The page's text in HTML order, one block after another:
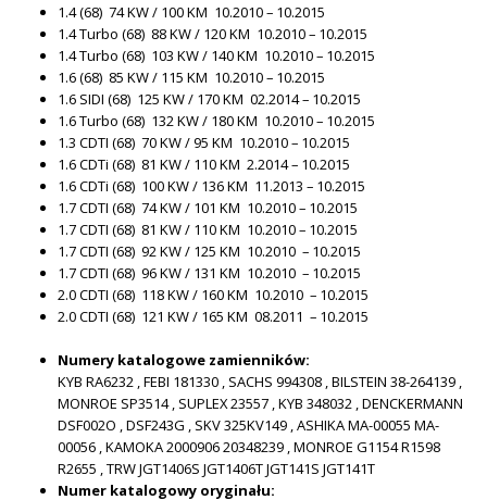
1.4 (68)74 KW / 100 KM 10.2010 – 10.2015
1.4 Turbo (68) 88 KW / 120 KM 10.2010 – 10.2015
1.4 Turbo (68) 103 KW / 140 KM 10.2010 – 10.2015
1.6 (68) 85 KW / 115 KM 10.2010 – 10.2015
1.6 SIDI (68) 125 KW / 170 KM 02.2014 – 10.2015
1.6 Turbo (68) 132 KW / 180 KM 10.2010 – 10.2015
1.3 CDTI (68)70 KW / 95 KM 10.2010 – 10.2015
1.6 CDTi (68) 81 KW / 110 KM2.2014 – 10.2015
1.6 CDTi (68) 100 KW / 136 KM 11.2013 – 10.2015
1.7 CDTI (68) 74KW / 101 KM 10.2010 – 10.2015
1.7 CDTI (68) 81 KW / 110 KM 10.2010– 10.2015
1.7 CDTI (68)92 KW / 125 KM 10.2010 – 10.2015
1.7 CDTI (68)96 KW / 131 KM 10.2010 – 10.2015
2.0 CDTI (68) 118 KW / 160 KM 10.2010 – 10.2015
2.0 CDTI (68) 121 KW / 165 KM 08.2011 – 10.2015
Numery katalogowe zamienników:
KYB RA6232 , FEBI 181330 , SACHS 994308 , BILSTEIN 38-264139 ,
MONROE SP3514 , SUPLEX 23557 , KYB 348032 , DENCKERMANN
DSF002O , DSF243G , SKV 325KV149 , ASHIKA MA-00055 MA-
00056 , KAMOKA 2000906 20348239 , MONROE G1154 R1598
R2655 , TRW JGT1406S JGT1406T JGT141S JGT141T
Numer katalogowy oryginału: